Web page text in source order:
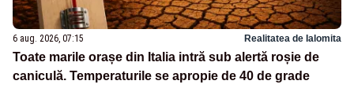
6 aug. 2026, 07:15 Realitatea de Ialomita
Toate marile orașe din Italia intră sub alertă roșie de
caniculă. Temperaturile se apropie de 40 de grade